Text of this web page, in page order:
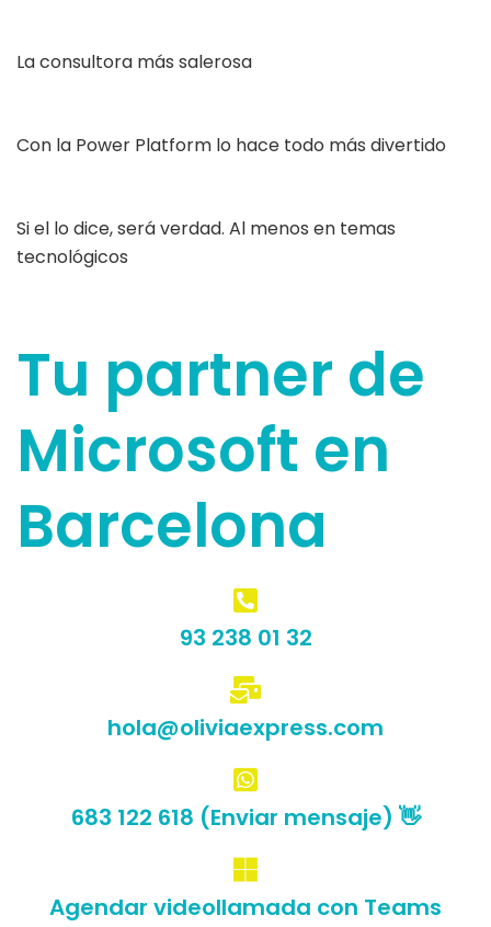
La consultora más salerosa
Con la Power Platform lo hace todo más divertido
Si el lo dice, será verdad. Al menos en temas
tecnológicos
Tu partner de
Microsoft en
Barcelona
93 238 01 32
hola@oliviaexpress.com
683 122 618 (Enviar mensaje) 👋
Agendar videollamada con Teams